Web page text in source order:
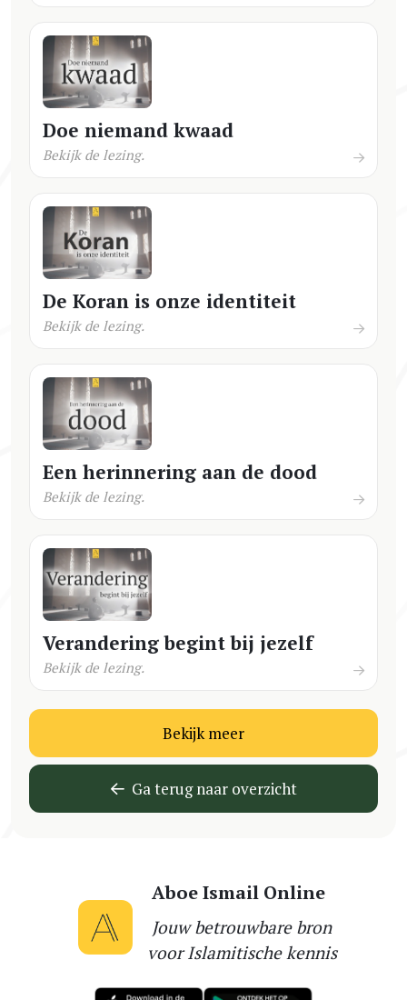
Doe niemand kwaad
Bekijk de lezing.
De Koran is onze identiteit
Bekijk de lezing.
Een herinnering aan de dood
Bekijk de lezing.
Verandering begint bij jezelf
Bekijk de lezing.
Bekijk meer
Ga terug naar overzicht
Aboe Ismail Online
Jouw betrouwbare bron
voor Islamitische kennis